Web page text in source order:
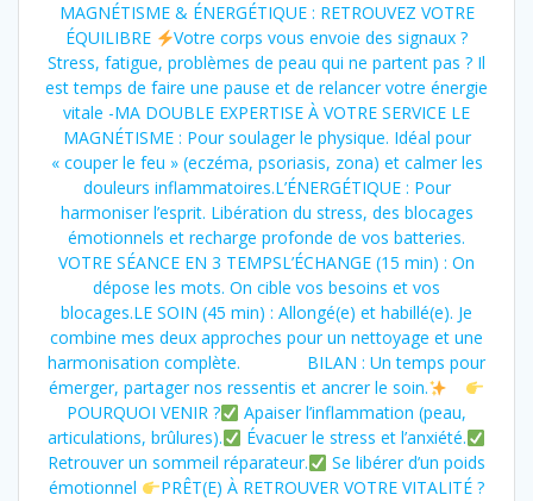
MAGNÉTISME & ÉNERGÉTIQUE : RETROUVEZ VOTRE
ÉQUILIBRE
Votre corps vous envoie des signaux ?
Stress, fatigue, problèmes de peau qui ne partent pas ? Il
est temps de faire une pause et de relancer votre énergie
vitale -MA DOUBLE EXPERTISE À VOTRE SERVICE LE
MAGNÉTISME : Pour soulager le physique. Idéal pour
« couper le feu » (eczéma, psoriasis, zona) et calmer les
douleurs inflammatoires.L’ÉNERGÉTIQUE : Pour
harmoniser l’esprit. Libération du stress, des blocages
émotionnels et recharge profonde de vos batteries.
VOTRE SÉANCE EN 3 TEMPSL’ÉCHANGE (15 min) : On
dépose les mots. On cible vos besoins et vos
blocages.LE SOIN (45 min) : Allongé(e) et habillé(e). Je
combine mes deux approches pour un nettoyage et une
harmonisation complète. BILAN : Un temps pour
émerger, partager nos ressentis et ancrer le soin.
POURQUOI VENIR ?
Apaiser l’inflammation (peau,
articulations, brûlures).
Évacuer le stress et l’anxiété.
Retrouver un sommeil réparateur.
Se libérer d’un poids
émotionnel
PRÊT(E) À RETROUVER VOTRE VITALITÉ ?